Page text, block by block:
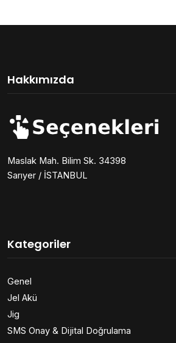
Hakkımızda
Maslak Mah. Bilim Sk. 34398
Sarıyer / İSTANBUL
Kategoriler
Genel
Jel Akü
Jig
SMS Onay & Dijital Doğrulama